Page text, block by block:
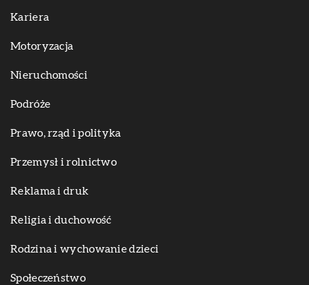
Kariera
Motoryzacja
Nieruchomości
Podróże
Prawo, rząd i polityka
Przemysł i rolnictwo
Reklama i druk
Religia i duchowość
Rodzina i wychowanie dzieci
Społeczeństwo